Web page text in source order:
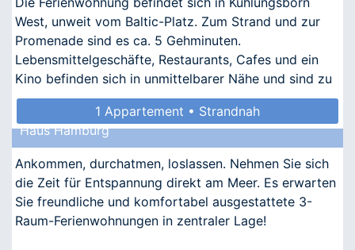
West, unweit vom Baltic-Platz. Zum Strand und zur
Promenade sind es ca. 5 Gehminuten.
Lebensmittelgeschäfte, Restaurants, Cafes und ein
Kino befinden sich in unmittelbarer Nähe und sind zu
Fuß zu erreichen.
1 Appartement • Strandnah
Haus Hamburg
Ankommen, durchatmen, loslassen. Nehmen Sie sich
die Zeit für Entspannung direkt am Meer. Es erwarten
Sie freundliche und komfortabel ausgestattete 3-
Raum-Ferienwohnungen in zentraler Lage!